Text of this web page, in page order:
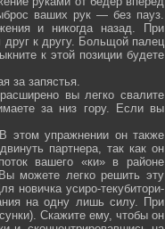
ваших рук — без пауз.
и никогда назад. При
к другу. Больщой палец
к этой позиции будете
за запястья.
вы легко свалите
за низ гору. Если вы
этом упражнении он также
партнера, так как он
вашего «ки» в районе
можете легко решить эту
новичка усиро-текубитори-
на одну лишь силу. При
Скажите ему, чтобы он